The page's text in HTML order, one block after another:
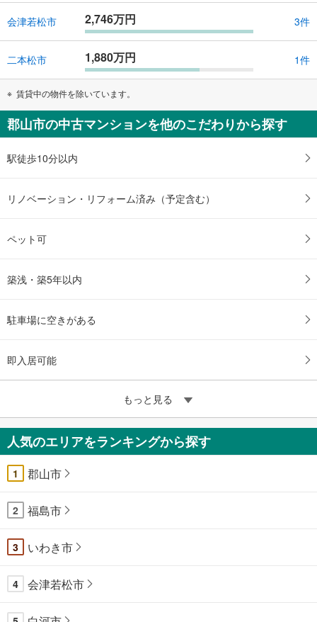
会津若松市 2,746万円 3件
二本松市 1,880万円 1件
賃貸中の物件を除いています。
郡山市の中古マンションを他のこだわりから探す
駅徒歩10分以内
リノベーション・リフォーム済み（予定含む）
ペット可
築浅・築5年以内
駐車場に空きがある
即入居可能
もっと見る
人気のエリアをランキングから探す
1 郡山市
2 福島市
3 いわき市
4 会津若松市